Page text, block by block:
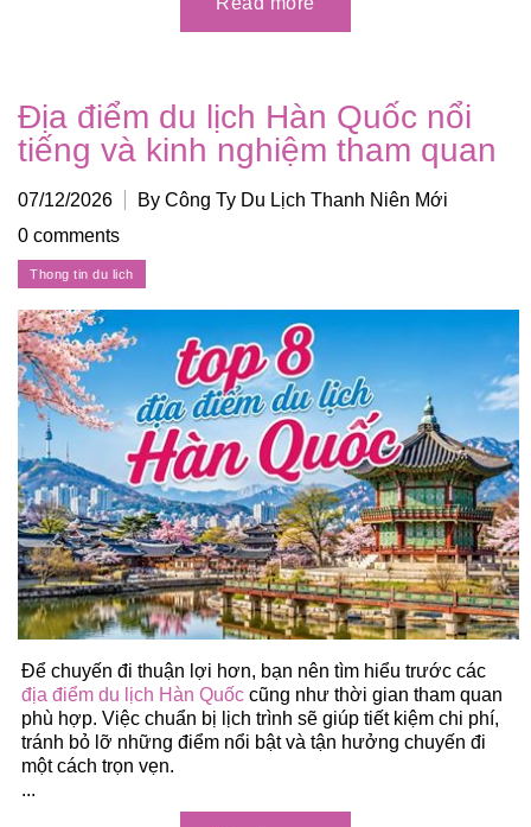
Địa điểm du lịch Hàn Quốc nổi
tiếng và kinh nghiệm tham quan
07/12/2026
By Công Ty Du Lịch Thanh Niên Mới
0 comments
Để chuyến đi thuận lợi hơn, bạn nên tìm hiểu trước các
địa điểm du lịch Hàn Quốc cũng như thời gian tham quan
phù hợp. Việc chuẩn bị lịch trình sẽ giúp tiết kiệm chi phí,
tránh bỏ lỡ những điểm nổi bật và tận hưởng chuyến đi
một cách trọn vẹn.
...